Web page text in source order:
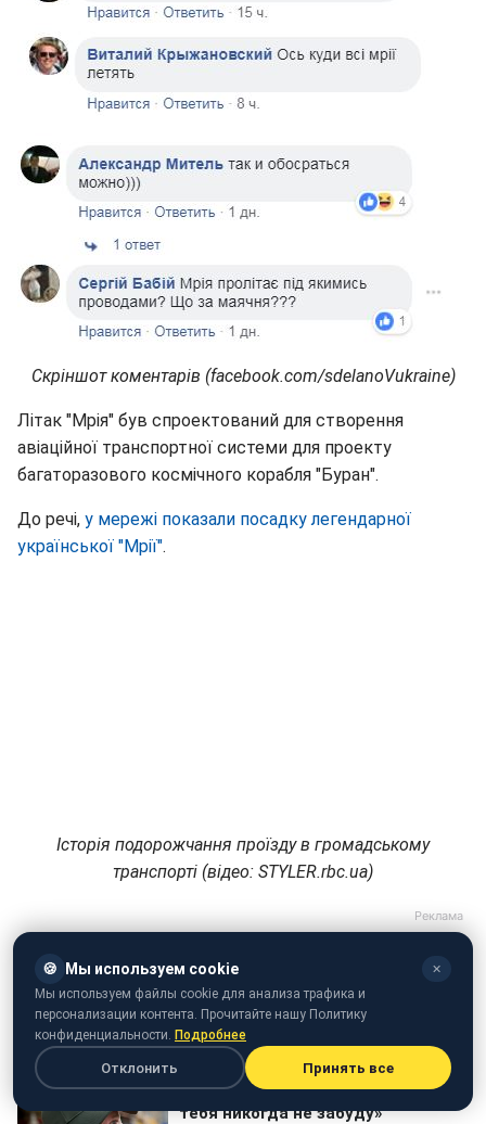
Скріншот коментарів (facebook.com/sdelanoVukraine)
Літак "Мрія" був спроектований для створення
авіаційної транспортної системи для проекту
багаторазового космічного корабля "Буран".
До речі, у мережі показали посадку легендарної
української "Мрії".
Історія подорожчання проїзду в громадському
транспорті (відео: STYLER.rbc.ua)
🍪 Мы используем cookie ✕
Мы используем файлы cookie для анализа трафика и
персонализации контента. Прочитайте нашу Политику
конфиденциальности. Подробнее
Отклонить Принять все